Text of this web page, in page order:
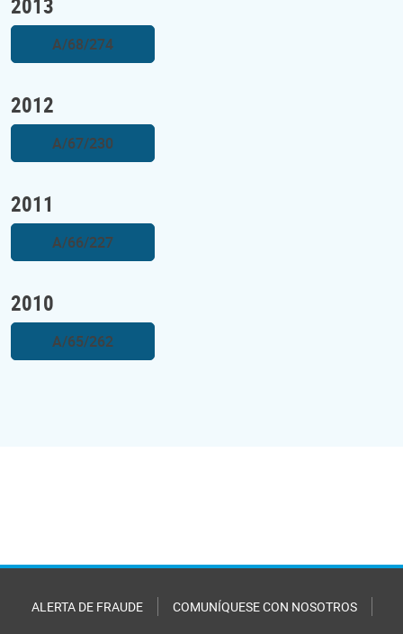
A/68/274
2012
A/67/230
2011
A/66/227
2010
A/65/262
ALERTA DE FRAUDE COMUNÍQUESE CON NOSOTROS